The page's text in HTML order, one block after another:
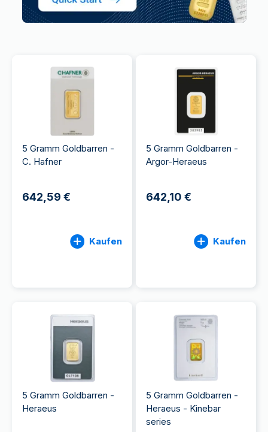
5 Gramm Goldbarren -
C. Hafner
642,59 €
Kaufen
5 Gramm Goldbarren -
Argor-Heraeus
642,10 €
Kaufen
5 Gramm Goldbarren -
Heraeus
5 Gramm Goldbarren -
Heraeus - Kinebar
series